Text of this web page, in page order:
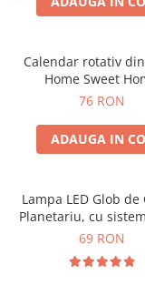
Calendar rotativ
Home Sweet
76 RON
ADAUGA IN
Lampa LED Glob de
Planetariu, cu
cadou captivant
69 RON